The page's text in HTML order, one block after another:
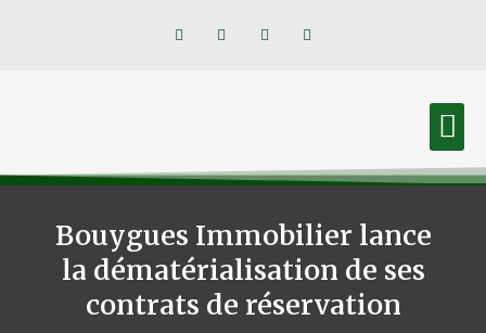
Bouygues Immobilier lance
la dématérialisation de ses
contrats de réservation